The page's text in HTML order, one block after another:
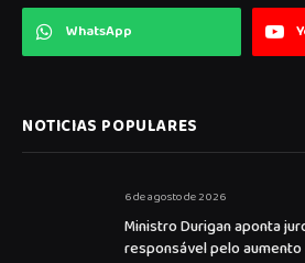
WhatsApp
NOTICIAS POPULARES
6 de agosto de 2026
Ministro Durigan aponta
responsável pelo